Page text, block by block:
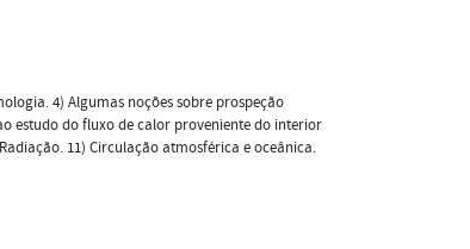
4) Algumas noções sobre prospeção
estudo do fluxo de calor proveniente do interior
11) Circulação atmosférica e oceânica.